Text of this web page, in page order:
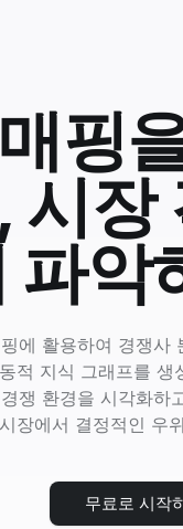
핑
시장
파악
에 활용하여 경쟁사
적 지식 그래프를
쟁 환경을 시각화하
장에서 결정적인 우
무료로 시작